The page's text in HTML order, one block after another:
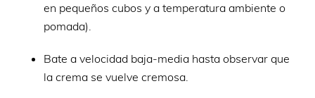
en pequeños cubos y a temperatura ambiente o
pomada).
Bate a velocidad baja-media hasta observar que
la crema se vuelve cremosa.